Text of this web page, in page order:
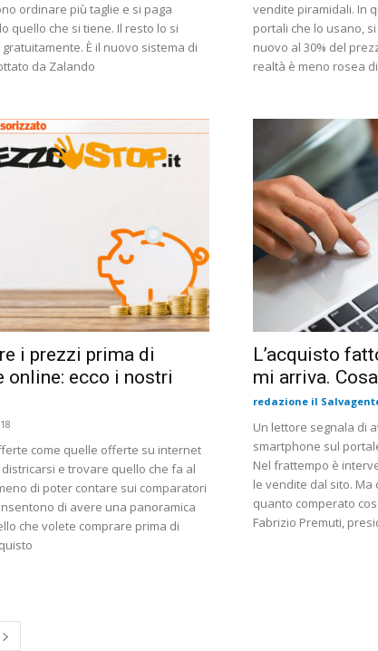
ordinare più taglie e si paga
quello che si tiene. Il resto lo si
È il nuovo sistema di
da Zalando
vendite piramidali. In
portali che lo usano,
nuovo al 30% del
realtà è meno rosea
i prezzi prima di
online: ecco i nostri
come quelle offerte su internet
e trovare quello che fa al
di poter contare sui comparatori
di avere una panoramica
che volete comprare prima di
L’acquisto
mi arriva.
redazione il
Un lettore segnala di
smartphone sul
Nel frattempo è
le vendite dal sito.
quanto comperato
Fabrizio Premuti,